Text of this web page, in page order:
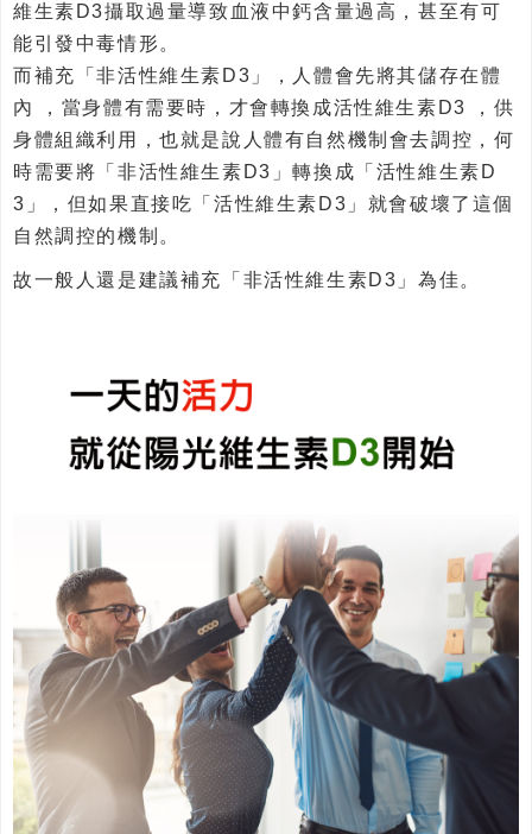
維生素D3攝取過量導致血液中鈣含量過高，甚至有可
能引發中毒情形。
而補充「非活性維生素D3」，人體會先將其儲存在體
內 ，當身體有需要時，才會轉換成活性維生素D3 ，供
身體組織利用，也就是說人體有自然機制會去調控，何
時需要將「非活性維生素D3」轉換成「活性維生素D
3」，但如果直接吃「活性維生素D3」就會破壞了這個
自然調控的機制。
故一般人還是建議補充「非活性維生素D3」為佳。